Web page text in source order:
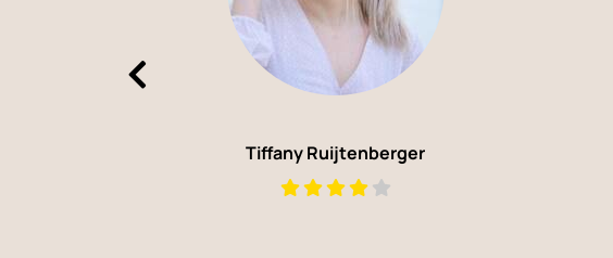
Tiffany Ruijtenberger